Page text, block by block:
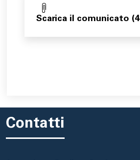
Scarica il comunicato
Contatti